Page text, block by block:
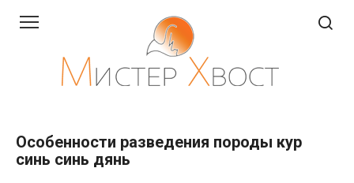
Особенности разведения породы кур
синь синь дянь